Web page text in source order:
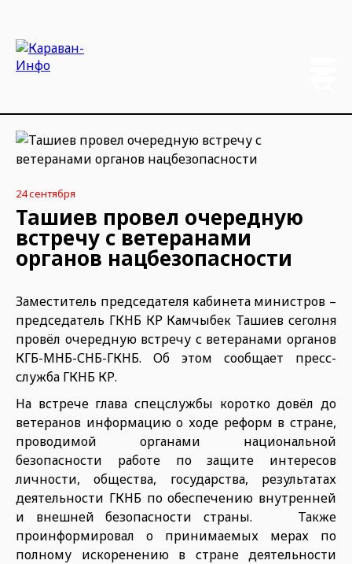
24 сентября
Ташиев провел очередную
встречу с ветеранами
органов нацбезопасности
Заместитель председателя кабинета министров –
председатель ГКНБ КР Камчыбек Ташиев сеголня
провёл очередную встречу с ветеранами органов
КГБ-МНБ-СНБ-ГКНБ. Об этом сообщает пресс-
служба ГКНБ КР.
На встрече глава спецслужбы коротко довёл до
ветеранов информацию о ходе реформ в стране,
проводимой органами национальной
безопасности работе по защите интересов
личности, общества, государства, результатах
деятельности ГКНБ по обеспечению внутренней
и внешней безопасности страны. Также
проинформировал о принимаемых мерах по
полному искоренению в стране деятельности